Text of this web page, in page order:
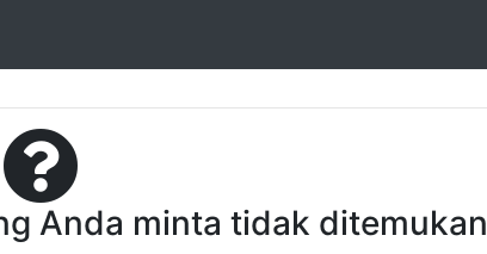
Anda minta tidak ditemukan